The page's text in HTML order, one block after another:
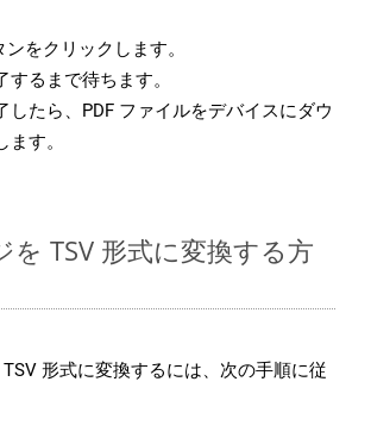
ンをクリックします。
するまで待ちます。
したら、PDF ファイルをデバイスにダウ
ます。
を TSV 形式に変換する方
形式に変換するには、次の手順に従